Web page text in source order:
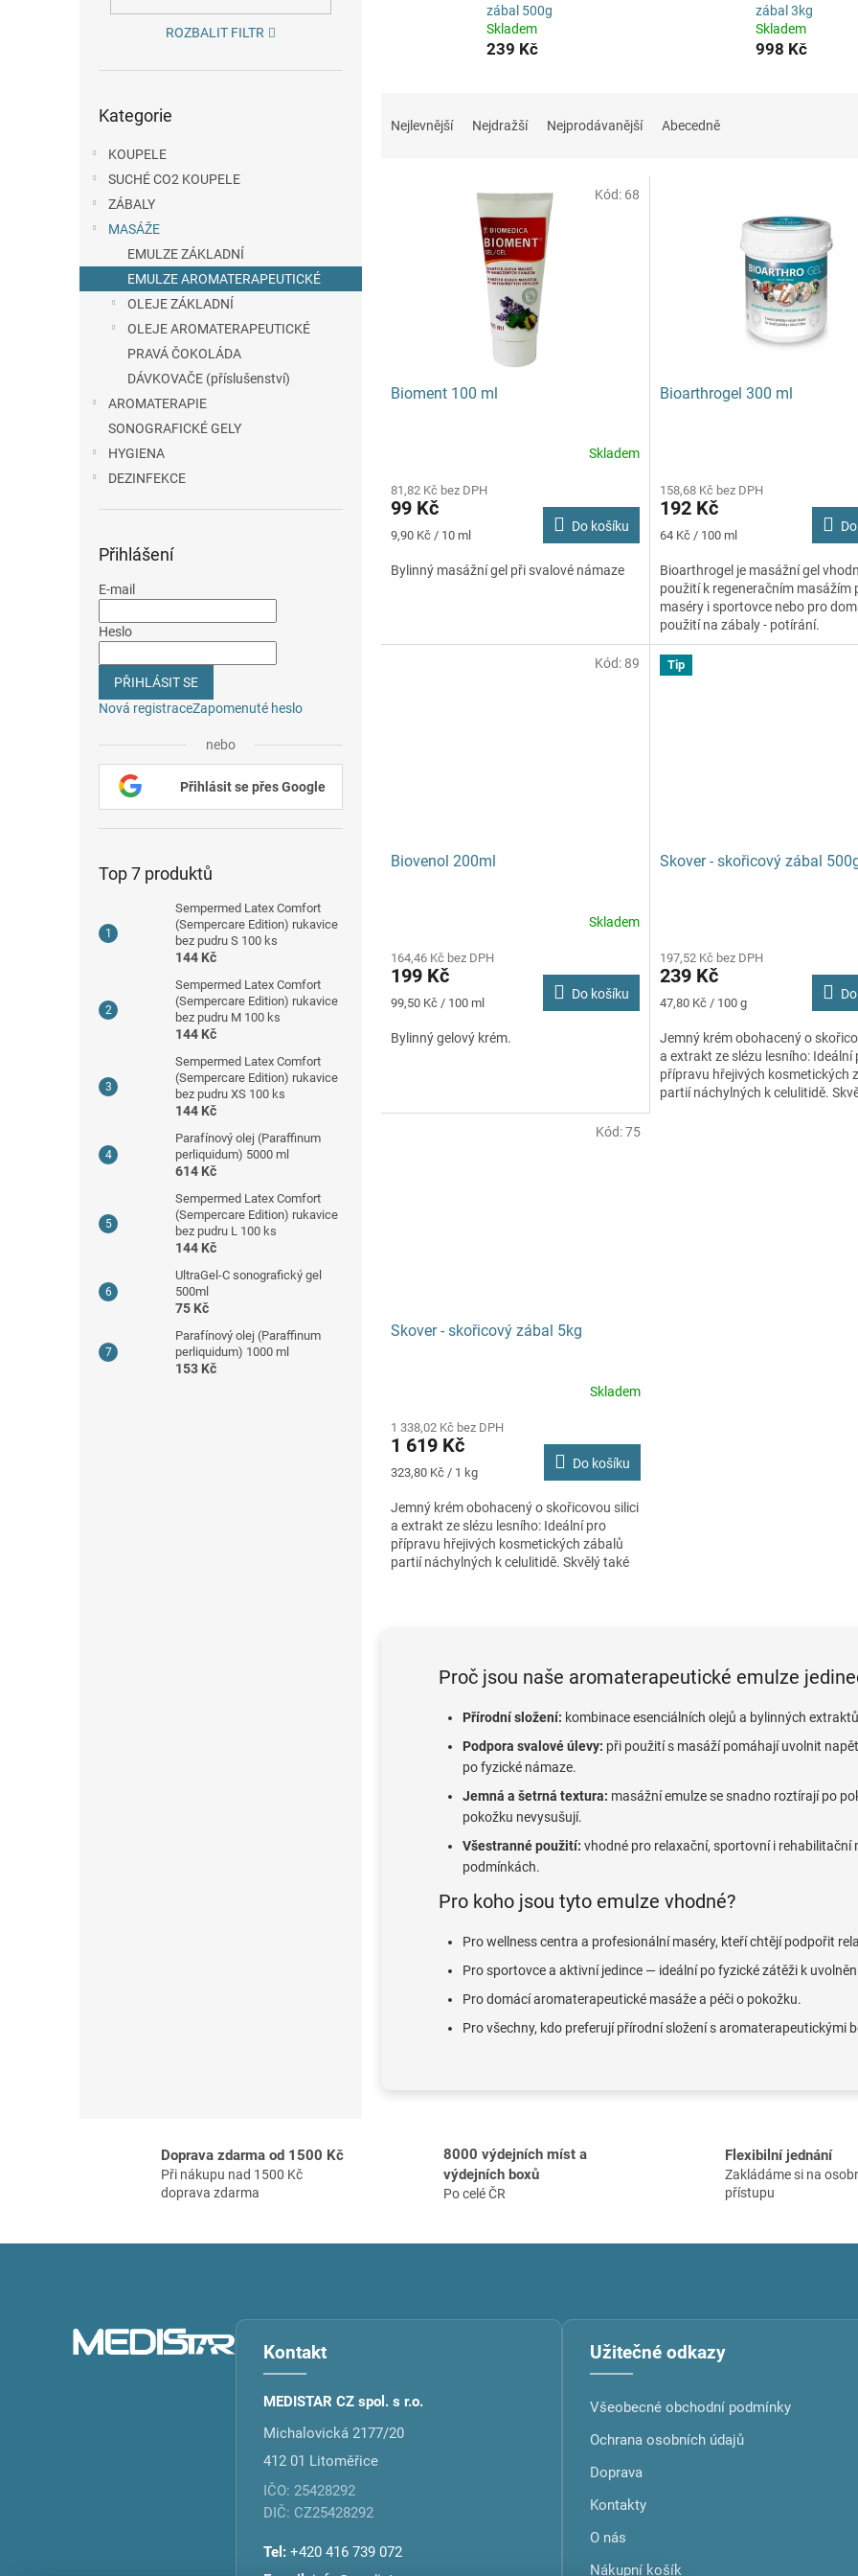
ROZBALIT FILTR
kategorie
Kategorie
KOUPELE
SUCHÉ CO2 KOUPELE
ZÁBALY
MASÁŽE
EMULZE ZÁKLADNÍ
EMULZE AROMATERAPEUTICKÉ
OLEJE ZÁKLADNÍ
OLEJE AROMATERAPEUTICKÉ
PRAVÁ ČOKOLÁDA
DÁVKOVAČE (příslušenství)
AROMATERAPIE
SONOGRAFICKÉ GELY
HYGIENA
DEZINFEKCE
Přihlášení
E-mail
Heslo
PŘIHLÁSIT SE
Nová registraceZapomenuté heslo
nebo
Přihlásit se přes Google
Top 7 produktů
Sempermed Latex Comfort
(Sempercare Edition) rukavice
bez pudru S 100 ks
144 Kč
Sempermed Latex Comfort
(Sempercare Edition) rukavice
bez pudru M 100 ks
144 Kč
Sempermed Latex Comfort
(Sempercare Edition) rukavice
bez pudru XS 100 ks
144 Kč
Parafínový olej (Paraffinum
perliquidum) 5000 ml
614 Kč
Sempermed Latex Comfort
(Sempercare Edition) rukavice
bez pudru L 100 ks
144 Kč
UltraGel-C sonografický gel
500ml
75 Kč
Parafínový olej (Paraffinum
perliquidum) 1000 ml
153 Kč
zábal 500g
Skladem
239 Kč
zábal 3kg
Skladem
998 Kč
Nejlevnější Nejdražší Nejprodávanější Abecedně
Bioment 100 ml
Skladem
81,82 Kč bez DPH
99 Kč
Měrná
9,90 Kč / 10 ml
Do košíku
Bylinný masážní gel při svalové námaze
Kód: 68
Bioarthrogel 300 ml
158,68 Kč bez DPH
192 Kč
Měrná
64 Kč / 100 ml
Bioarthrogel je masážní gel
použití k regeneračním masážím
maséry i sportovce nebo pro
použití na zábaly - potírání.
Biovenol 200ml
Skladem
164,46 Kč bez DPH
199 Kč
Měrná
99,50 Kč / 100 ml
Do košíku
Bylinný gelový krém.
Kód: 89 Tip
Skover - skořicový zábal
produktu
je
5,0
5
hvězdiček.
197,52 Kč bez DPH
239 Kč
Měrná
47,80 Kč / 100 g
Jemný krém obohacený o
a extrakt ze slézu lesního: Ideální
přípravu hřejivých kosmetických
partií náchylných k celulitidě.
Skover - skořicový zábal 5kg
produktu
je
5,0
5
hvězdiček.
Skladem
1 338,02 Kč bez DPH
1 619 Kč
Měrná
323,80 Kč / 1 kg
Do košíku
Jemný krém obohacený o skořicovou silici
a extrakt ze slézu lesního: Ideální pro
přípravu hřejivých kosmetických zábalů
partií náchylných k celulitidě. Skvělý také
Kód:75
d
c
p
v
k
v
u
Proč jsou naše aromaterapeutické emulze
Přírodní složení: kombinace esenciálních olejů a bylinných
Podpora svalové úlevy: při použití s masáží pomáhají uvolnit
po fyzické námaze.
Jemná a šetrná textura: masážní emulze se snadno roztírají po
pokožku nevysušují.
Všestranné použití: vhodné pro relaxační, sportovní i
podmínkách.
Pro koho jsou tyto emulze vhodné?
Pro wellness centra a profesionální maséry, kteří chtějí podpořit
Pro sportovce a aktivní jedince — ideální po fyzické zátěži k
Pro domácí aromaterapeutické masáže a péči o pokožku.
Pro všechny, kdo preferují přírodní složení s aromaterapeutickými
Doprava zdarma od 1500 Kč
Při nákupu nad 1500 Kč
doprava zdarma
8000 výdejních míst a
výdejních boxů
Po celé ČR
Flexibilní jednání
Zakládáme si na
přístupu
Kontakt
MEDISTAR CZ spol. s r.o.
Michalovická 2177/20
412 01 Litoměřice
IČO: 25428292
DIČ: CZ25428292
Tel: +420 416 739 072
Užitečné odkazy
Všeobecné obchodní podmínky
Ochrana osobních údajů
Doprava
Kontakty
O nás
Nákupní košík